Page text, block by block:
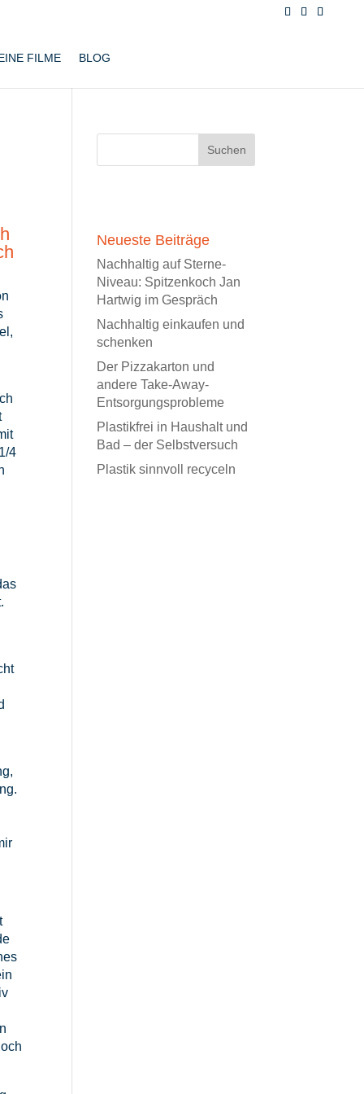
FILME BLOG
4
Neueste Beiträge
Nachhaltig auf Sterne-
Niveau: Spitzenkoch Jan
Hartwig im Gespräch
Nachhaltig einkaufen und
schenken
Der Pizzakarton und
andere Take-Away-
Entsorgungsprobleme
Plastikfrei in Haushalt und
Bad – der Selbstversuch
Plastik sinnvoll recyceln